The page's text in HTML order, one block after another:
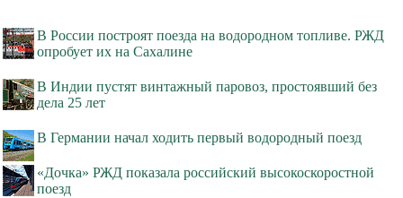
В России построят поезда на водородном топливе. РЖД
опробует их на Сахалине
В Индии пустят винтажный паровоз, простоявший без
дела 25 лет
В Германии начал ходить первый водородный поезд
«Дочка» РЖД показала российский высокоскоростной
поезд